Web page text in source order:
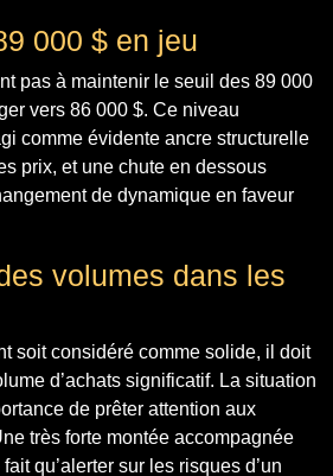
000 $ en jeu
pas à maintenir le seuil des 89 000
vers 86 000 $. Ce niveau
comme évidente ancre structurelle
prix, et une chute en dessous
de dynamique en faveur
volumes dans les
soit considéré comme solide, il doit
d’achats significatif. La situation
de prêter attention aux
très forte montée accompagnée
qu’alerter sur les risques d’un